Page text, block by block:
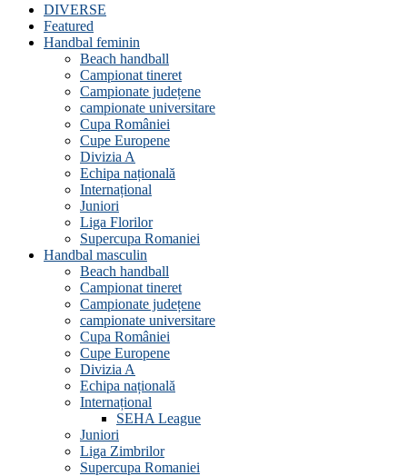
DIVERSE
Featured
Handbal feminin
Beach handball
Campionat tineret
Campionate județene
campionate universitare
Cupa României
Cupe Europene
Divizia A
Echipa națională
Internațional
Juniori
Liga Florilor
Supercupa Romaniei
Handbal masculin
Beach handball
Campionat tineret
Campionate județene
campionate universitare
Cupa României
Cupe Europene
Divizia A
Echipa națională
Internațional
SEHA League
Juniori
Liga Zimbrilor
Supercupa Romaniei